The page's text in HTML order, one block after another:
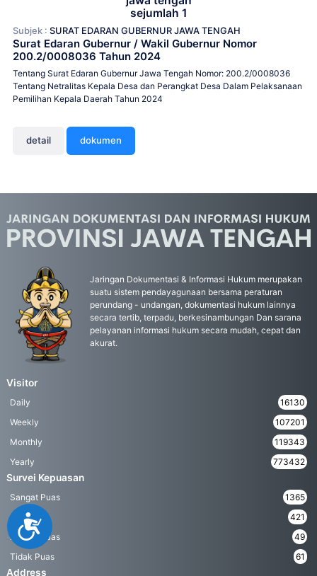
Accessibility
sejumlah 1
Subjek : SURAT EDARAN GUBERNUR JAWA TENGAH
Surat Edaran Gubernur / Wakil Gubernur Nomor
200.2/0008036 Tahun 2024
Tentang Surat Edaran Gubernur Jawa Tengah Nomor: 200.2/0008036
Tentang Netralitas Kepala Desa dan Perangkat Desa Dalam Pelaksanaan
Pemilihan Kepala Daerah Tahun 2024
detail dokumen
Jaringan Dokumentasi & Informasi Hukum merupakan
suatu sistem pendayagunaan bersama peraturan
perundang - undangan, dokumentasi hukum lainnya
secara tertib, terpadu, berkesinambungan Dan sarana
pelayanan informasi hukum secara mudah, cepat dan
akurat.
Visitor
Daily
16130
Weekly
107201
Monthly
119343
Yearly
773432
Survei Kepuasan
Sangat Puas
1365
Puas
421
Kurang Puas
49
Tidak Puas
61
Address